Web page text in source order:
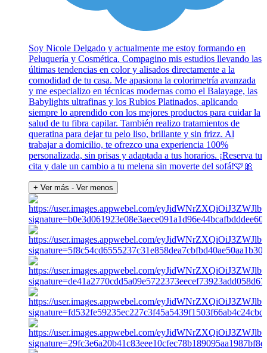
Soy Nicole Delgado y actualmente me estoy formando en
Peluquería y Cosmética. Compagino mis estudios llevando las
últimas tendencias en color y alisados directamente a la
comodidad de tu casa. Me apasiona la colorimetría avanzada
y me especializo en técnicas modernas como el Balayage, las
Babylights ultrafinas y los Rubios Platinados, aplicando
siempre lo aprendido con los mejores productos para cuidar la
salud de tu fibra capilar. También realizo tratamientos de
queratina para dejar tu pelo liso, brillante y sin frizz. Al
trabajar a domicilio, te ofrezco una experiencia 100%
personalizada, sin prisas y adaptada a tus horarios. ¡Reserva tu
cita y dale un cambio a tu melena sin moverte del sofá!🩷🎀
+ Ver más - Ver menos